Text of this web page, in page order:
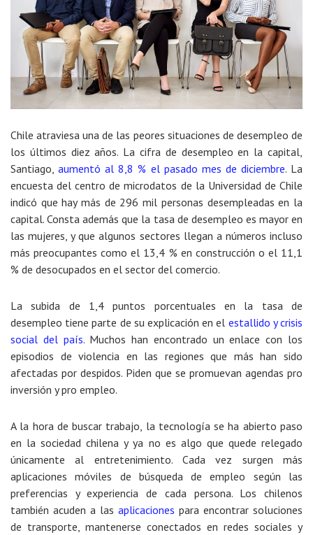
Chile atraviesa una de las peores situaciones de desempleo de
los últimos diez años. La cifra de desempleo en la capital,
Santiago,aumentó al 8,8 % el pasado mes de diciembre. La
encuesta del centro de microdatos de la Universidad de Chile
indicó que hay más de 296 mil personas desempleadas en la
capital. Consta además que la tasa de desempleo es mayor en
las mujeres, y que algunos sectores llegan a números incluso
más preocupantes como el 13,4 % en construcción o el 11,1
% de desocupados en el sector del comercio.
La subida de 1,4 puntos porcentuales en la tasa de
desempleo tiene parte de su explicación en el estallido y crisis
social del país. Muchos han encontrado un enlace con los
episodios de violencia en las regiones que más han sido
afectadas por despidos. Piden que se promuevan agendas pro
inversión y pro empleo.
A la hora de buscar trabajo, la tecnología se ha abierto paso
en la sociedad chilena y ya no es algo que quede relegado
únicamente al entretenimiento. Cada vez surgen más
aplicaciones móviles de búsqueda de empleo según las
preferencias y experiencia de cada persona. Los chilenos
también acuden a las aplicaciones para encontrar soluciones
de transporte, mantenerse conectados en redes sociales y